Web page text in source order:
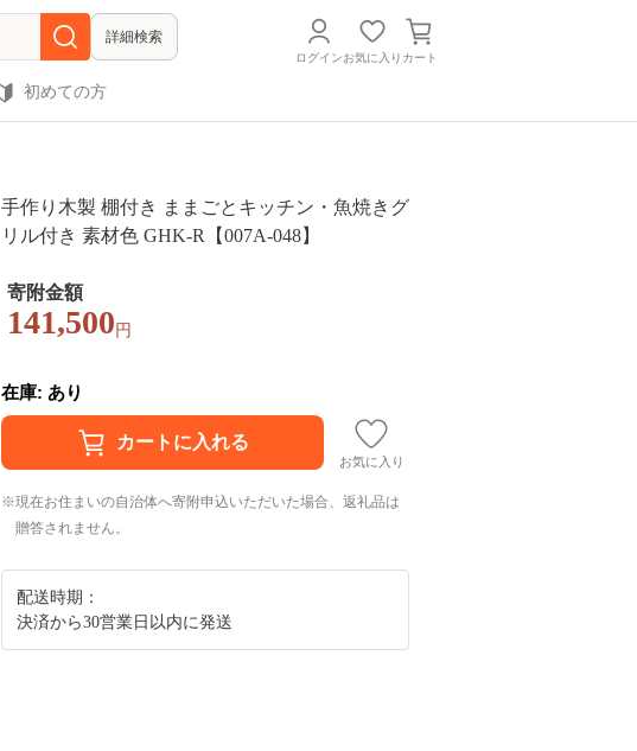
詳細検索
ログインお気に入り カート
初めての方
手作り木製 棚付き ままごとキッチン・魚焼きグ
リル付き 素材色 GHK-R【007A-048】
寄附金額
141,500 円
在庫: あり
お気に入り
現在お住まいの自治体へ寄附申込いただいた場合、返礼品は
贈答されません。
配送時期：
決済から30営業日以内に発送